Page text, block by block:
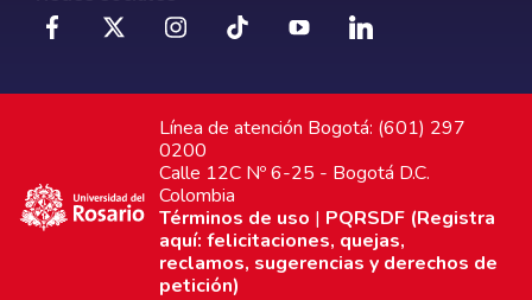
Línea de atención Bogotá: (601) 297
0200
Calle 12C Nº 6-25 - Bogotá D.C.
Colombia
Términos de uso | PQRSDF (Registra
aquí: felicitaciones, quejas,
reclamos, sugerencias y derechos de
petición)